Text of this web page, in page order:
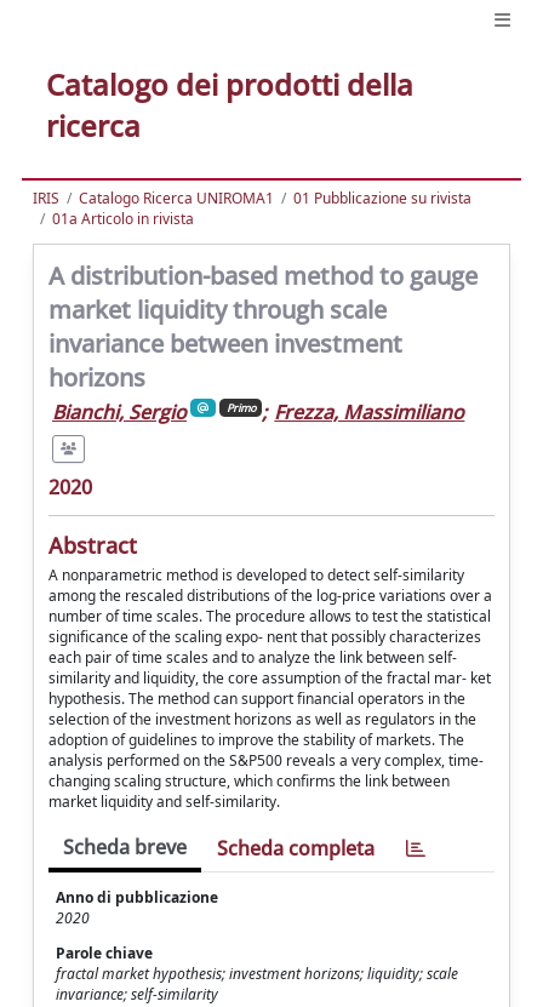
Catalogo dei prodotti della
ricerca
IRIS Catalogo Ricerca UNIROMA1
01 Pubblicazione su rivista
01a Articolo in rivista
A distribution-based method to gauge
market liquidity through scale
invariance between investment
horizons
Bianchi, Sergio Primo ; Frezza, Massimiliano
2020
Abstract
A nonparametric method is developed to detect self-similarity
among the rescaled distributions of the log-price variations over a
number of time scales. The procedure allows to test the statistical
significance of the scaling expo- nent that possibly characterizes
each pair of time scales and to analyze the link between self-
similarity and liquidity, the core assumption of the fractal mar- ket
hypothesis. The method can support financial operators in the
selection of the investment horizons as well as regulators in the
adoption of guidelines to improve the stability of markets. The
analysis performed on the S&P500 reveals a very complex, time-
changing scaling structure, which confirms the link between
market liquidity and self-similarity.
Scheda breve Scheda completa
Anno di pubblicazione
2020
Parole chiave
fractal market hypothesis; investment horizons; liquidity; scale
invariance; self-similarity